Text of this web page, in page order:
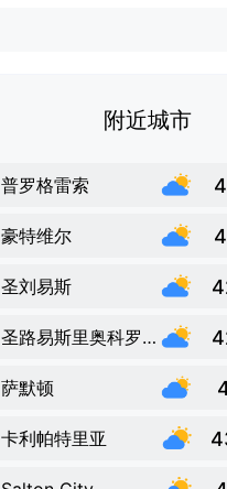
附近城市
普罗格雷索
豪特维尔
圣刘易斯
圣路易斯里奥科罗拉多
萨默顿
卡利帕特里亚